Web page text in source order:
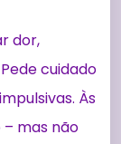
dor,
cuidado
Às
– mas não